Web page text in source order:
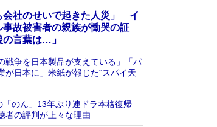
会社のせいで起きた人災」 イ
事故被害者の親族が慟哭の証
言葉は…」
戦争を日本製品が支えている」「パ
が日本に」米紙が報じた“スパイ天
「のん」13年ぶり連ドラ本格復帰
者の評判が上々な理由